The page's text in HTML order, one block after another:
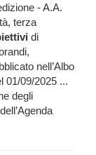
- A.A.
terza
di
nell’Albo
01/09/2025 ...
degli